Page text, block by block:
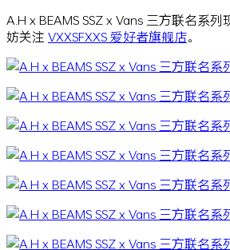
A.H x BEAMS SSZ x Vans 三方联名系
妨关注 VXXSFXXS 爱好者旗舰店。